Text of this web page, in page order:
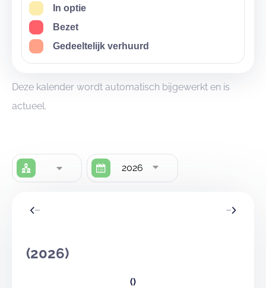
In optie
Bezet
Gedeeltelijk verhuurd
Deze kalender wordt automatisch bijgewerkt en is
actueel.
2026
(2026)
()